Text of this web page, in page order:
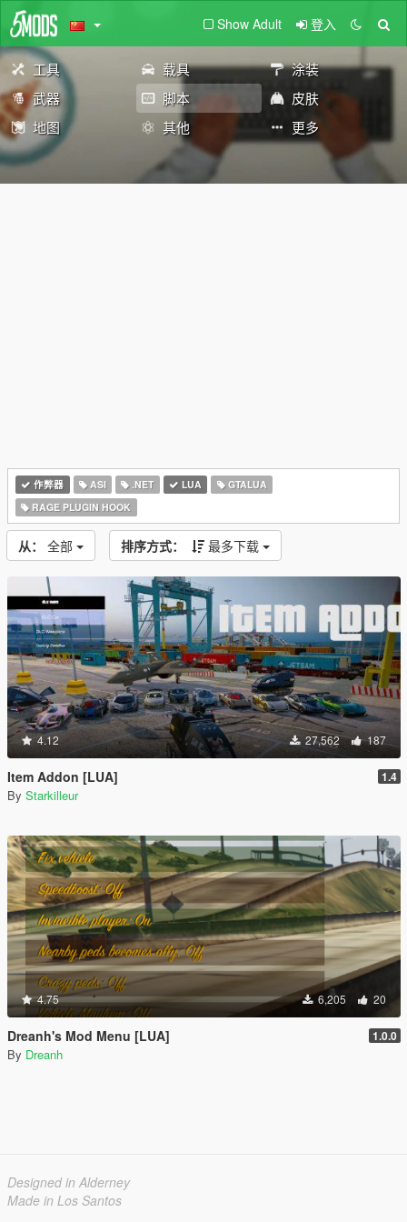
Show Adult 登入
工具 载具
涂装
武器
脚本
皮肤
地图
其他 更多
作弊器 ASI .NET LUA
GTALUA
RAGE PLUGIN HOOK
从： 全部 排序方式： 最多下载
4.12 27,562 187
Item Addon [LUA] 1.4
By Starkilleur
4.75 6,205 20
Dreanh's Mod Menu [LUA] 1.0.0
By Dreanh
Designed in Alderney
Made in Los Santos